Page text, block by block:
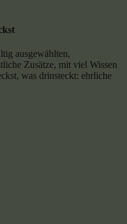
ausgewählten,
Zusätze, mit viel Wissen
was drinsteckt: ehrliche